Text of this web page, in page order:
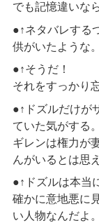
でも記憶違いな
●↑ネタバレする
供がいたような。
●↑そうだ！
それをすっかり
●↑ドズルだけが
ていた気がする。
ギレンは権力が
んがいるとは思
●↑ドズルは本当
確かに意地悪に
い人物なんだよ。